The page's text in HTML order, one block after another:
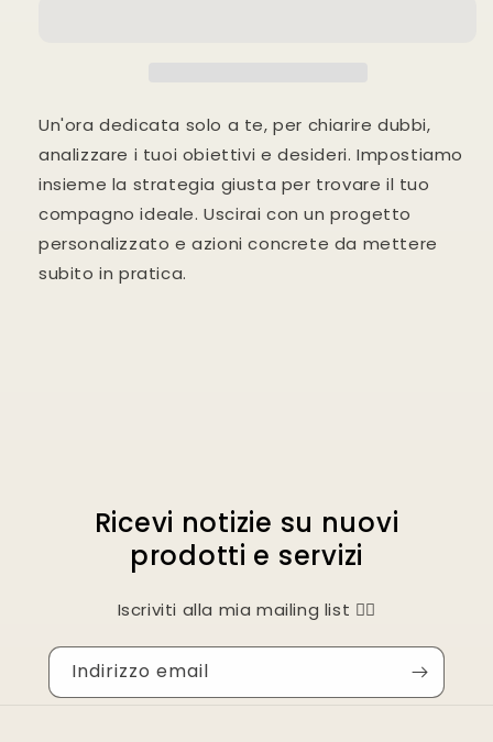
Un'ora dedicata solo a te, per chiarire dubbi,
analizzare i tuoi obiettivi e desideri. Impostiamo
insieme la strategia giusta per trovare il tuo
compagno ideale.Uscirai con un progetto
personalizzato e azioni concrete da mettere
subito in pratica.
Ricevi notizie su nuovi
prodotti e servizi
Iscriviti alla mia mailing list 👇🏻
Indirizzo email